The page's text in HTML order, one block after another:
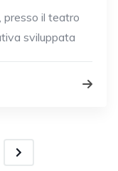
il teatro
sviluppata